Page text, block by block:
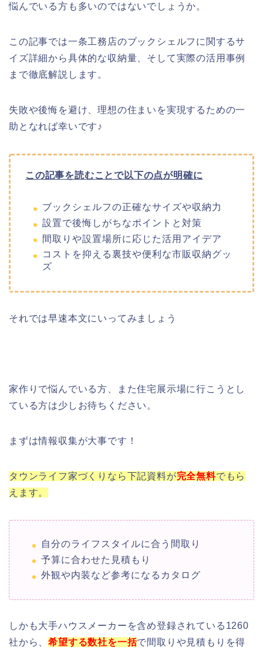
悩んでいる方も多いのではないでしょうか。
この記事では一条工務店のブックシェルフに関するサ
イズ詳細から具体的な収納量、そして実際の活用事例
まで徹底解説します。
失敗や後悔を避け、理想の住まいを実現するための一
助となれば幸いです♪
この記事を読むことで以下の点が明確に
ブックシェルフの正確なサイズや収納力
設置で後悔しがちなポイントと対策
間取りや設置場所に応じた活用アイデア
コストを抑える裏技や便利な市販収納グッ
ズ
それでは早速本文にいってみましょう
家作りで悩んでいる方、また住宅展示場に行こうとし
ている方は少しお待ちください。
まずは情報収集が大事です！
タウンライフ家づくりなら下記資料が完全無料でもら
えます。
自分のライフスタイルに合う間取り
予算に合わせた見積もり
外観や内装など参考になるカタログ
しかも大手ハウスメーカーを含め登録されている1260
社から、希望する数社を一括で間取りや見積もりを得